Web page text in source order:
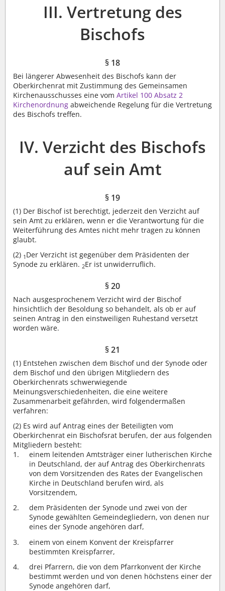
III. Vertretung des
Bischofs
§ 18
Bei längerer Abwesenheit des Bischofs kann der
Oberkirchenrat mit Zustimmung des Gemeinsamen
Kirchenausschusses eine vom Artikel 100 Absatz 2
Kirchenordnung abweichende Regelung für die Vertretung
des Bischofs treffen.
IV. Verzicht des Bischofs
auf sein Amt
§ 19
(1) Der Bischof ist berechtigt, jederzeit den Verzicht auf
sein Amt zu erklären, wenn er die Verantwortung für die
Weiterführung des Amtes nicht mehr tragen zu können
glaubt.
(2) 1 Der Verzicht ist gegenüber dem Präsidenten der
Synode zu erklären. 2Er ist unwiderruflich.
§ 20
Nach ausgesprochenem Verzicht wird der Bischof
hinsichtlich der Besoldung so behandelt, als ob er auf
seinen Antrag in den einstweiligen Ruhestand versetzt
worden wäre.
§ 21
(1) Entstehen zwischen dem Bischof und der Synode oder
dem Bischof und den übrigen Mitgliedern des
Oberkirchenrats schwerwiegende
Meinungsverschiedenheiten, die eine weitere
Zusammenarbeit gefährden, wird folgendermaßen
verfahren:
(2) Es wird auf Antrag eines der Beteiligten vom
Oberkirchenrat ein Bischofsrat berufen, der aus folgenden
Mitgliedern besteht:
einem leitenden Amtsträger einer lutherischen Kirche
in Deutschland, der auf Antrag des Oberkirchenrats
von dem Vorsitzenden des Rates der Evangelischen
Kirche in Deutschland berufen wird, als
Vorsitzendem,
dem Präsidenten der Synode und zwei von der
Synode gewählten Gemeindegliedern, von denen nur
eines der Synode angehören darf,
einem von einem Konvent der Kreispfarrer
bestimmten Kreispfarrer,
drei Pfarrern, die von dem Pfarrkonvent der Kirche
bestimmt werden und von denen höchstens einer der
Synode angehören darf,